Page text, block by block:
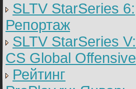
SLTV StarSeries 6:
Репортаж
SLTV StarSeries V:
CS Global Offensive
Рейтинг